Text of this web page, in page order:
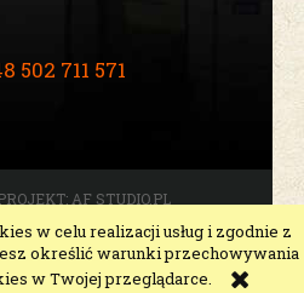
w celu realizacji usług i zgodnie z
określić warunki przechowywania
w Twojej przeglądarce.
502 711 571
AF STUDIO.PL
wersję strony
Shoper Premium